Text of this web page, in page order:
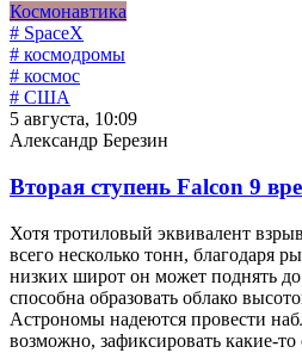
Космонавтика
# SpaceX
# космодромы
# космос
# США
5 августа, 10:09
Александр Березин
Вторая ступень Falcon 9
Хотя тротиловый эквивалент
всего несколько тонн, благодаря
низких широт он может поднять
способна образовать облако
Астрономы надеются провести
возможно, зафиксировать какие-то